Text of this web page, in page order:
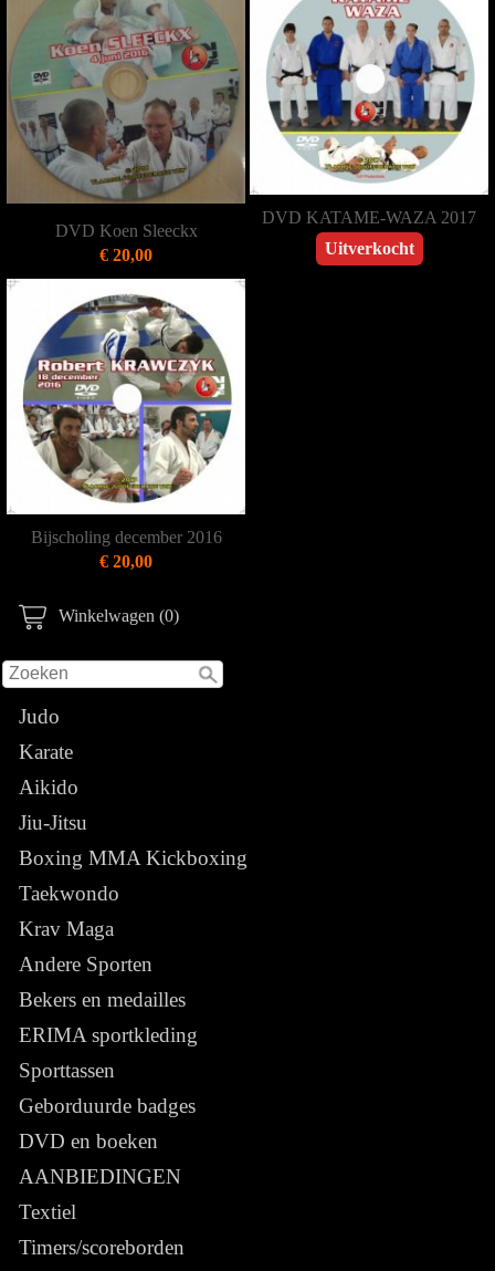
Winkelwagen (0)
Judo
Karate
Aikido
Jiu-Jitsu
Boxing MMA Kickboxing
Taekwondo
Krav Maga
Andere Sporten
Bekers en medailles
ERIMA sportkleding
Sporttassen
Geborduurde badges
DVD en boeken
AANBIEDINGEN
Textiel
Timers/scoreborden
DVD Koen Sleeckx
€ 20,00
DVD KATAME-WAZA 2017
Uitverkocht
Bijscholing december 2016
€ 20,00